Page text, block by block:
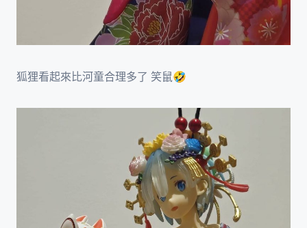
狐狸看起來比河童合理多了 笑鼠🤣